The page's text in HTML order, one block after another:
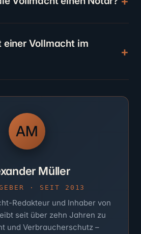
Vollmacht im
AM
Müller
· SEIT 2013
Redakteur und Inhaber von
seit über zehn Jahren zu
und Verbraucherschutz –